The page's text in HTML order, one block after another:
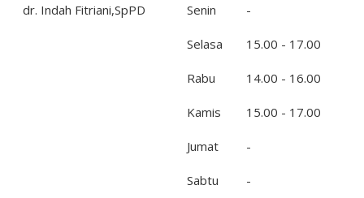
dr. Indah Fitriani,SpPD Senin -
Selasa 15.00 - 17.00
Rabu 14.00 - 16.00
Kamis 15.00 - 17.00
Jumat -
Sabtu -